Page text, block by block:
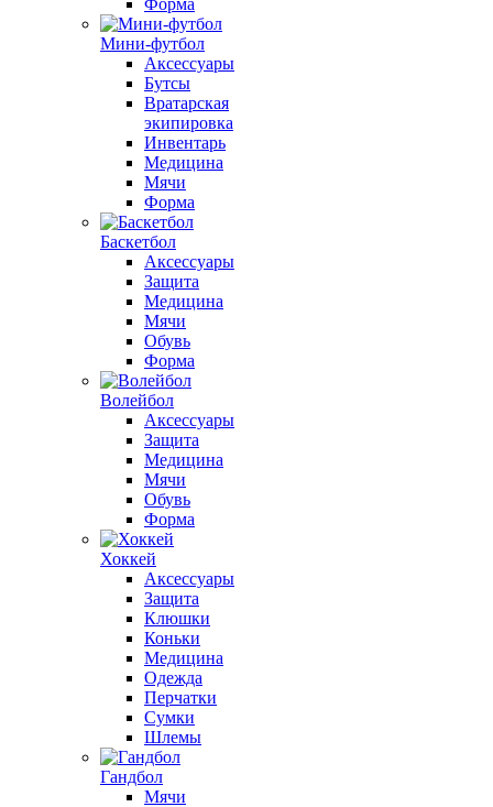
Форма
Мини-футбол
Аксессуары
Бутсы
Вратарская
экипировка
Инвентарь
Медицина
Мячи
Форма
Баскетбол
Аксессуары
Защита
Медицина
Мячи
Обувь
Форма
Волейбол
Аксессуары
Защита
Медицина
Мячи
Обувь
Форма
Хоккей
Аксессуары
Защита
Клюшки
Коньки
Медицина
Одежда
Перчатки
Сумки
Шлемы
Гандбол
Мячи